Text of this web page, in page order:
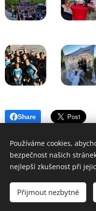
Share
© 2024Girasole, z.
Girasole je členem
Používáme cookies,
bezpečnost našich
nejlepší zkušenost při
Přijmout nezbytné